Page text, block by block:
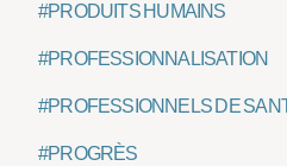
#PRODUITS HUMAINS
#PROFESSIONNALISATION
#PROFESSIONNELS DE
#PROGRÈS